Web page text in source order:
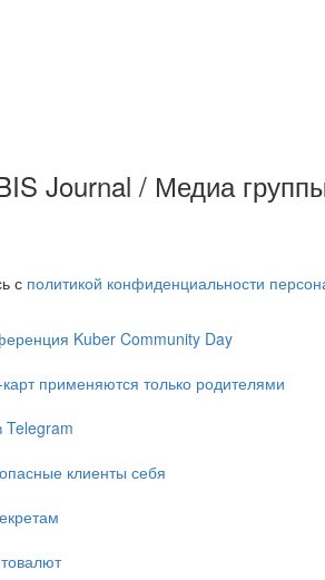
Journal / Медиа
с политикой конфиденциальности
Kuber Community Day
применяются только родителями
Telegram
клиенты себя